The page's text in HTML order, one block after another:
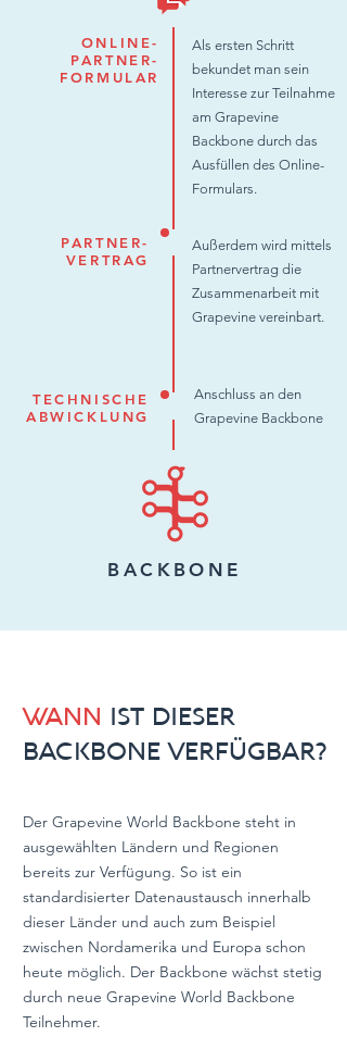
ONLINE-
PARTNER-
FORMULAR
Als ersten Schritt
bekundet man sein
Interesse zur Teilnahme
am Grapevine
Backbone durch das
Ausfüllen des Online-
Formulars.
PARTNER-
VERTRAG
Außerdem wird mittels
Partnervertrag die
Zusammenarbeit mit
Grapevine vereinbart.
TECHNISCHE
ABWICKLUNG
Anschluss an den
Grapevine Backbone
BACKBONE
WANN IST DIESER
BACKBONE VERFÜGBAR?
Der Grapevine World Backbone steht in
ausgewählten Ländern und Regionen
bereits zur Verfügung. So ist ein
standardisierter Datenaustausch innerhalb
dieser Länder und auch zum Beispiel
zwischen Nordamerika und Europa schon
heute möglich. Der Backbone wächst stetig
durch neue Grapevine World Backbone
Teilnehmer.